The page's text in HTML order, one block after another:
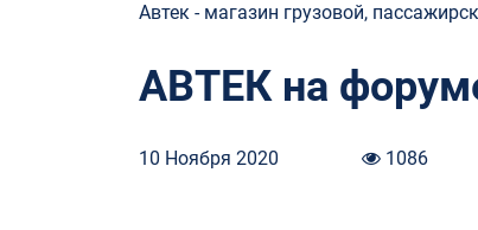
Автек - магазин грузовой,
АВТЕК на
10 Ноября 2020 1086